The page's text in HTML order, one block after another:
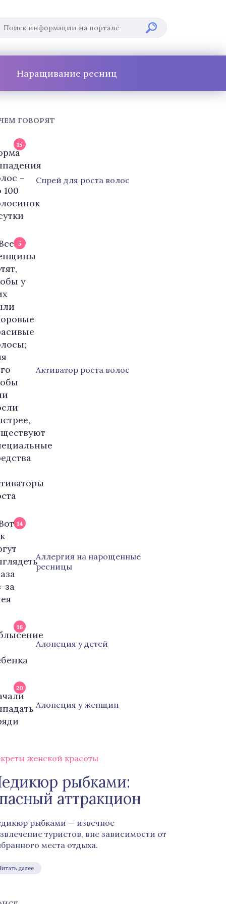
Наращивание ресниц
ГОВОРЯТ
15
Cпрей для роста волос
5
Активатор роста волос
14
Аллергия на нарощенные
ресницы
16
Алопеция у детей
20
Алопеция у женщин
женской красоты
рыбками:
аттракцион
рыбками — извечное
туристов, вне зависимости от
места отдыха.
далее